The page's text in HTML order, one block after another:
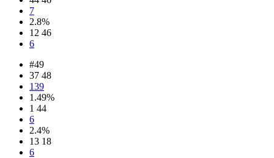
7
2.8%
12 46
6
#49
37 48
139
1.49%
1 44
6
2.4%
13 18
6